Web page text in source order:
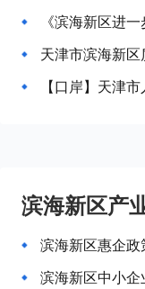
《滨海新区进
天津市滨海新
滨海新区产
滨海新区惠企
滨海新区中小